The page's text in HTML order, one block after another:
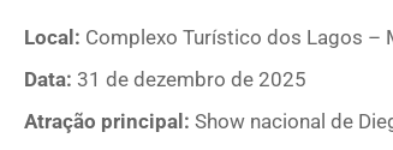
Local: Complexo Turístico dos Lagos –
Data: 31 de dezembro de 2025
Atração principal: Show nacional de